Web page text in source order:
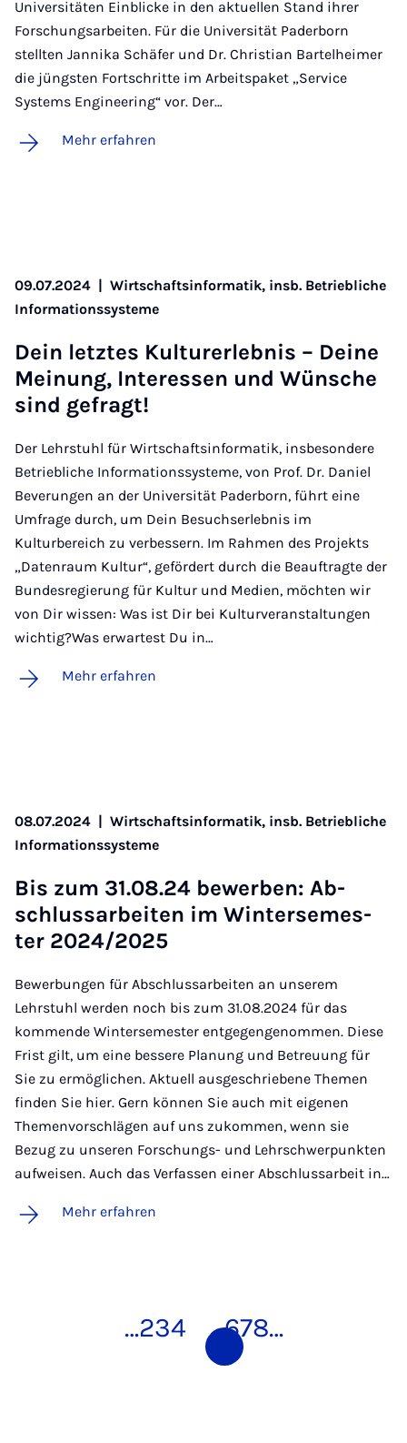
Universitäten Einblicke in den aktuellen Stand ihrer
Forschungsarbeiten. Für die Universität Paderborn
stellten Jannika Schäfer und Dr. Christian Bartelheimer
die jüngsten Fortschritte im Arbeitspaket „Service
Systems Engineering“ vor. Der…
Mehr erfahren
09.07.2024 | Wirtschaftsinformatik, insb. Betriebliche
Informationssysteme
Dein letz­tes Kul­tur­er­leb­nis – Dei­ne
Mei­nung, In­ter­es­sen und Wün­sche
sind ge­fragt!
Der Lehrstuhl für Wirtschaftsinformatik, insbesondere
Betriebliche Informationssysteme, von Prof. Dr. Daniel
Beverungen an der Universität Paderborn, führt eine
Umfrage durch, um Dein Besuchserlebnis im
Kulturbereich zu verbessern. Im Rahmen des Projekts
„Datenraum Kultur“, gefördert durch die Beauftragte der
Bundesregierung für Kultur und Medien, möchten wir
von Dir wissen: Was ist Dir bei Kulturveranstaltungen
wichtig?Was erwartest Du in…
Mehr erfahren
08.07.2024 | Wirtschaftsinformatik, insb. Betriebliche
Informationssysteme
Bis zum 31.08.24 be­wer­ben: Ab­
schluss­a­r­bei­ten im Win­ter­se­mes­
ter 2024/2025
Bewerbungen für Abschlussarbeiten an unserem
Lehrstuhl werden noch bis zum 31.08.2024 für das
kommende Wintersemester entgegengenommen. Diese
Frist gilt, um eine bessere Planung und Betreuung für
Sie zu ermöglichen. Aktuell ausgeschriebene Themen
finden Sie hier. Gern können Sie auch mit eigenen
Themenvorschlägen auf uns zukommen, wenn sie
Bezug zu unseren Forschungs- und Lehrschwerpunkten
aufweisen. Auch das Verfassen einer Abschlussarbeit in…
Mehr erfahren
…234 5 678…